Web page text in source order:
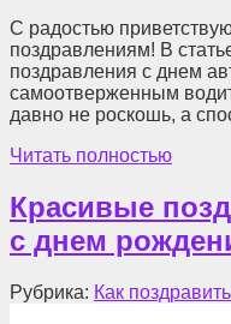
С радостью
поздравлениям! В
поздравления с днем
самоотверженным
давно не роскошь, а
Читать полностью
Красивые
с днем
Рубрика: Как поздравить